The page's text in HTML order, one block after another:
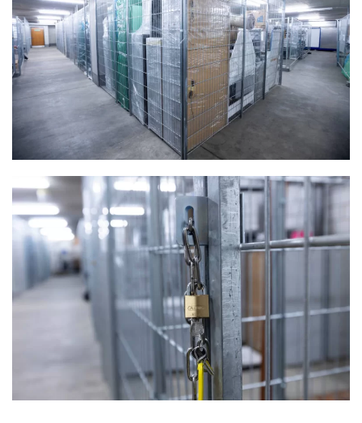
Details
Details